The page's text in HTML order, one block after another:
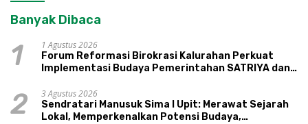
Banyak Dibaca
1
1 Agustus 2026
Forum Reformasi Birokrasi Kalurahan Perkuat
Implementasi Budaya Pemerintahan SATRIYA dan
2
3 Agustus 2026
Sendratari Manusuk Sima I Upit: Merawat Sejarah
Lokal, Memperkenalkan Potensi Budaya,